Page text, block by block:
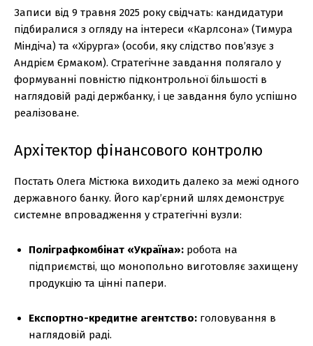
Записи від 9 травня 2025 року свідчать: кандидатури
підбиралися з огляду на інтереси «Карлсона» (Тимура
Міндіча) та «Хірурга» (особи, яку слідство пов’язує з
Андрієм Єрмаком). Стратегічне завдання полягало у
формуванні повністю підконтрольної більшості в
наглядовій раді держбанку, і це завдання було успішно
реалізоване.
Архітектор фінансового контролю
Постать Олега Містюка виходить далеко за межі одного
державного банку. Його кар’єрний шлях демонструє
системне впровадження у стратегічні вузли:
Поліграфкомбінат «Україна»: робота на
підприємстві, що монопольно виготовляє захищену
продукцію та цінні папери.
Експортно-кредитне агентство: головування в
наглядовій раді.